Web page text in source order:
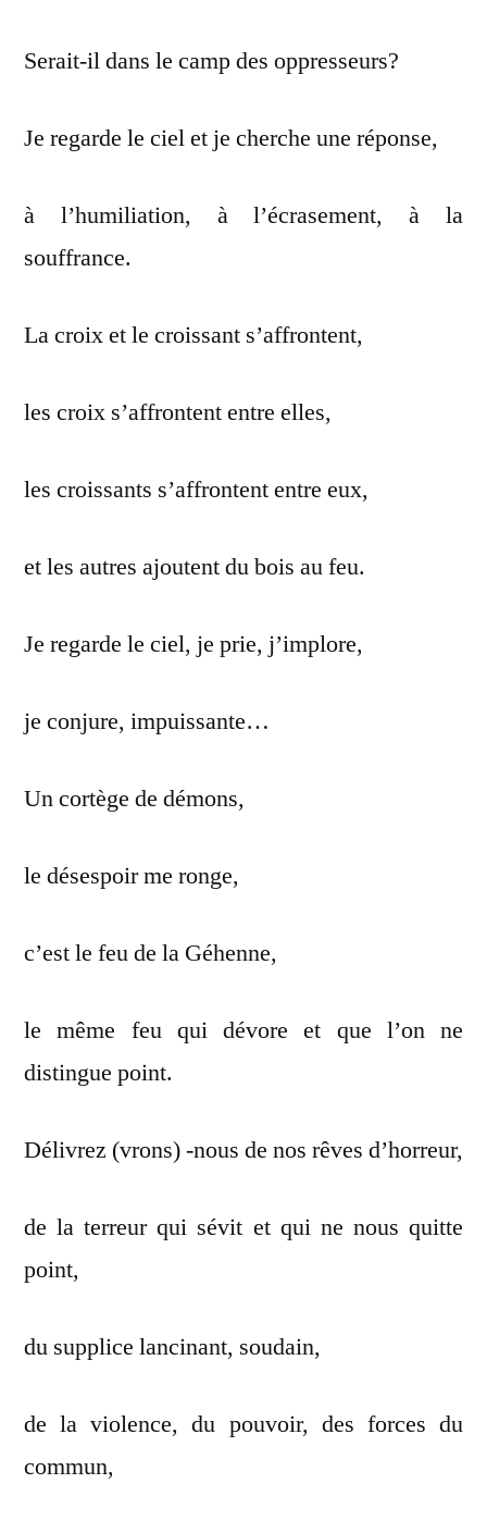
Serait-il dans le camp des oppresseurs?
Je regarde le ciel et je cherche une réponse,
à l’humiliation, à l’écrasement, à la
souffrance.
La croix et le croissant s’affrontent,
les croix s’affrontent entre elles,
les croissants s’affrontent entre eux,
et les autres ajoutent du bois au feu.
Je regarde le ciel, je prie, j’implore,
je conjure, impuissante…
Un cortège de démons,
le désespoir me ronge,
c’est le feu de la Géhenne,
le même feu qui dévore et que l’on ne
distingue point.
Délivrez (vrons) -nous de nos rêves d’horreur,
de la terreur qui sévit et qui ne nous quitte
point,
du supplice lancinant, soudain,
de la violence, du pouvoir, des forces du
commun,